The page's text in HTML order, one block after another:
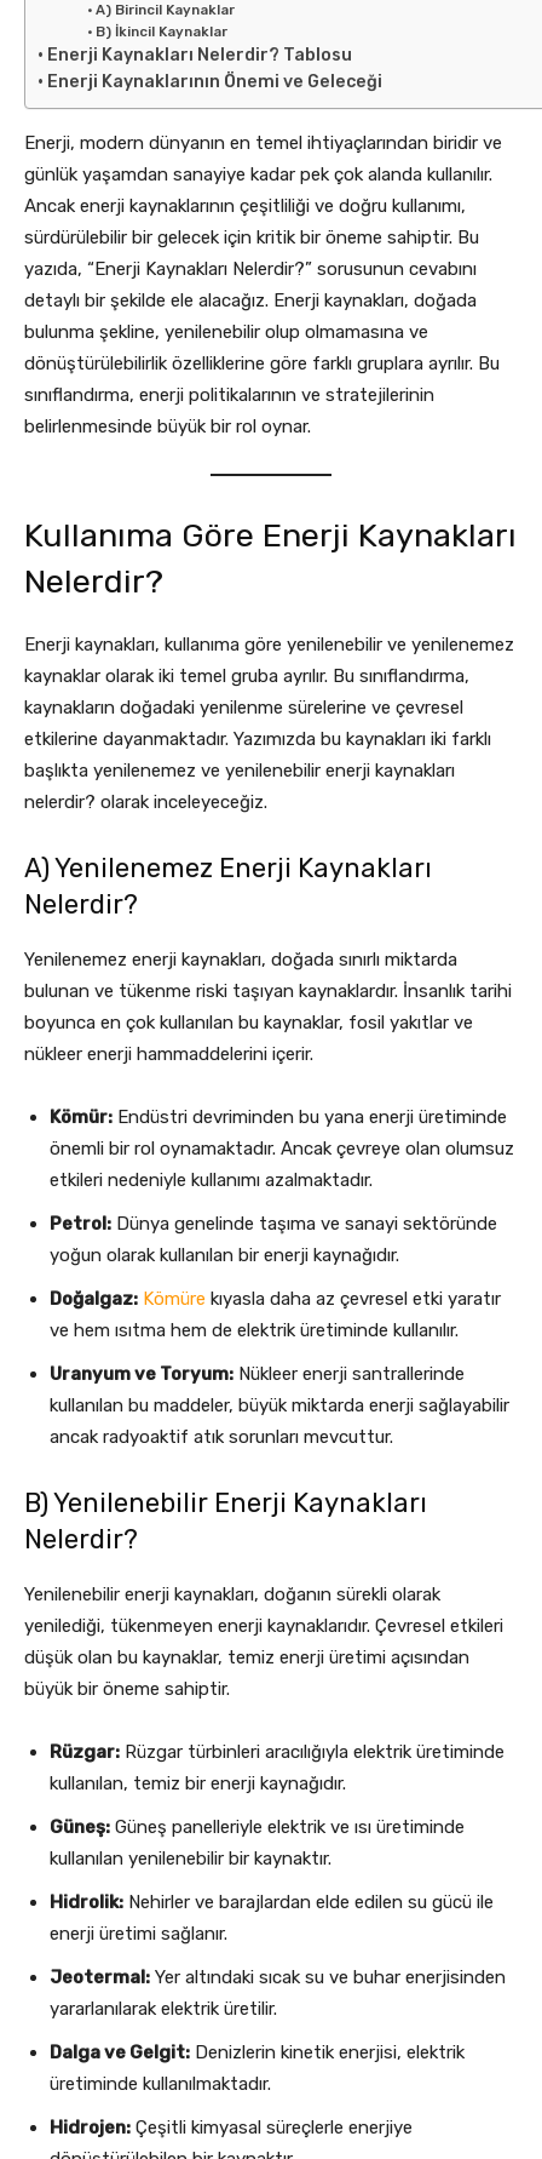
A) Birincil Kaynaklar
B) İkincil Kaynaklar
Enerji Kaynakları Nelerdir? Tablosu
Enerji Kaynaklarının Önemi ve Geleceği
Enerji, modern dünyanın en temel ihtiyaçlarından biridir ve
günlük yaşamdan sanayiye kadar pek çok alanda kullanılır.
Ancak enerji kaynaklarının çeşitliliği ve doğru kullanımı,
sürdürülebilir bir gelecek için kritik bir öneme sahiptir. Bu
yazıda, “Enerji Kaynakları Nelerdir?” sorusunun cevabını
detaylı bir şekilde ele alacağız. Enerji kaynakları, doğada
bulunma şekline, yenilenebilir olup olmamasına ve
dönüştürülebilirlik özelliklerine göre farklı gruplara ayrılır. Bu
sınıflandırma, enerji politikalarının ve stratejilerinin
belirlenmesinde büyük bir rol oynar.
Kullanıma Göre Enerji Kaynakları
Nelerdir?
Enerji kaynakları, kullanıma göre yenilenebilir ve yenilenemez
kaynaklar olarak iki temel gruba ayrılır. Bu sınıflandırma,
kaynakların doğadaki yenilenme sürelerine ve çevresel
etkilerine dayanmaktadır. Yazımızda bu kaynakları iki farklı
başlıkta yenilenemez ve yenilenebilir enerji kaynakları
nelerdir? olarak inceleyeceğiz.
A) Yenilenemez Enerji Kaynakları
Nelerdir?
Yenilenemez enerji kaynakları, doğada sınırlı miktarda
bulunan ve tükenme riski taşıyan kaynaklardır. İnsanlık tarihi
boyunca en çok kullanılan bu kaynaklar, fosil yakıtlar ve
nükleer enerji hammaddelerini içerir.
Kömür: Endüstri devriminden bu yana enerji üretiminde
önemli bir rol oynamaktadır. Ancak çevreye olan olumsuz
etkileri nedeniyle kullanımı azalmaktadır.
Petrol: Dünya genelinde taşıma ve sanayi sektöründe
yoğun olarak kullanılan bir enerji kaynağıdır.
Doğalgaz: Kömüre kıyasla daha az çevresel etki yaratır
ve hem ısıtma hem de elektrik üretiminde kullanılır.
Uranyum ve Toryum: Nükleer enerji santrallerinde
kullanılan bu maddeler, büyük miktarda enerji sağlayabilir
ancak radyoaktif atık sorunları mevcuttur.
B) Yenilenebilir Enerji Kaynakları
Nelerdir?
Yenilenebilir enerji kaynakları, doğanın sürekli olarak
yenilediği, tükenmeyen enerji kaynaklarıdır. Çevresel etkileri
düşük olan bu kaynaklar, temiz enerji üretimi açısından
büyük bir öneme sahiptir.
Rüzgar: Rüzgar türbinleri aracılığıyla elektrik üretiminde
kullanılan, temiz bir enerji kaynağıdır.
Güneş: Güneş panelleriyle elektrik ve ısı üretiminde
kullanılan yenilenebilir bir kaynaktır.
Hidrolik: Nehirler ve barajlardan elde edilen su gücü ile
enerji üretimi sağlanır.
Jeotermal: Yer altındaki sıcak su ve buhar enerjisinden
yararlanılarak elektrik üretilir.
Dalga ve Gelgit: Denizlerin kinetik enerjisi, elektrik
üretiminde kullanılmaktadır.
Hidrojen: Çeşitli kimyasal süreçlerle enerjiye